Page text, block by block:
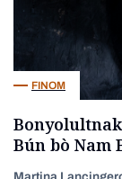
FINOM
Bún bò Nam